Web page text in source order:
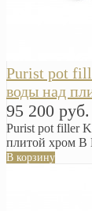
Purist pot
воды над
95 200 руб.
Purist pot filler
плитой хром
В корзину